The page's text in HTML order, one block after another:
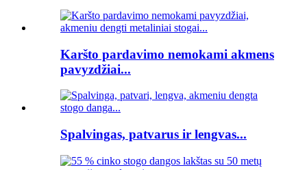
Karšto pardavimo nemokami akmens
pavyzdžiai...
Spalvingas, patvarus ir lengvas...